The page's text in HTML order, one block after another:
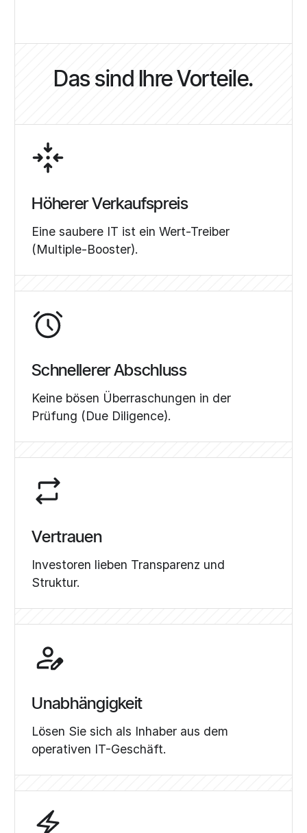
Das sind Ihre Vorteile.
Höherer Verkaufspreis
Eine saubere IT ist ein Wert-Treiber
(Multiple-Booster).
Schnellerer Abschluss
Keine bösen Überraschungen in der
Prüfung (Due Diligence).
Vertrauen
Investoren lieben Transparenz und
Struktur.
Unabhängigkeit
Lösen Sie sich als Inhaber aus dem
operativen IT-Geschäft.